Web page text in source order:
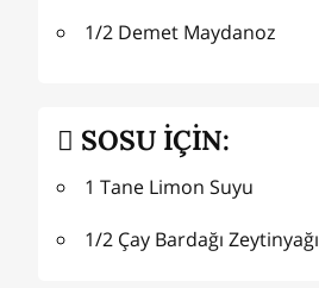
1/2 Demet Maydanoz
SOSU İÇİN:
1 Tane Limon Suyu
1/2 Çay Bardağı Zeytinyağı